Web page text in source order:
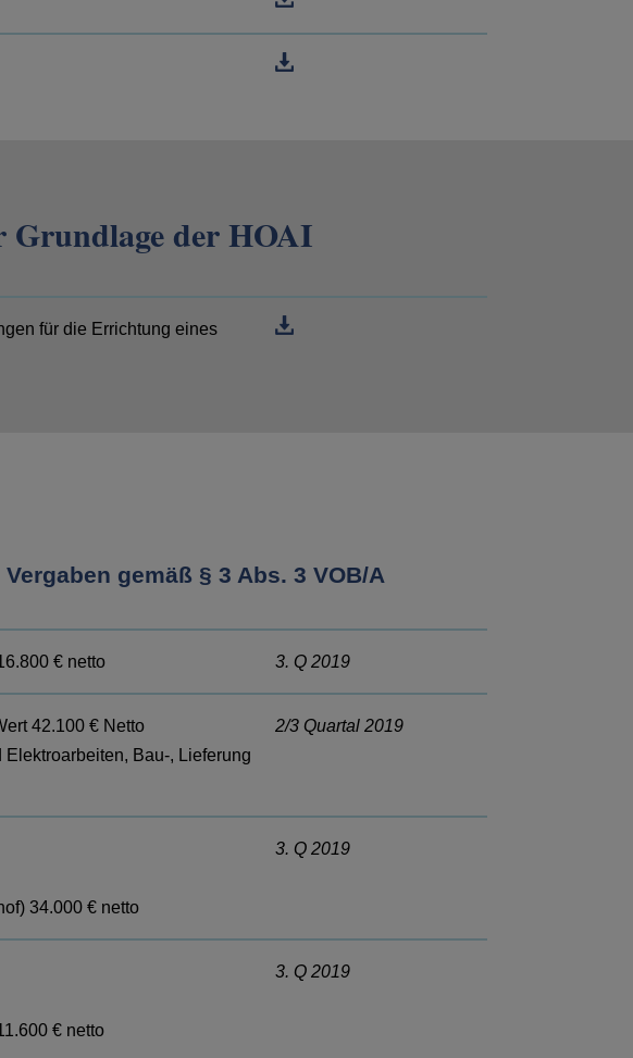
Grundlage der HOAI
für die Errichtung eines
gemäß § 3 Abs. 3 VOB/A
€ netto 3. Q 2019
42.100 € Netto
Bau-, Lieferung
2/3 Quartal 2019
34.000 € netto
3. Q 2019
€ netto
3. Q 2019